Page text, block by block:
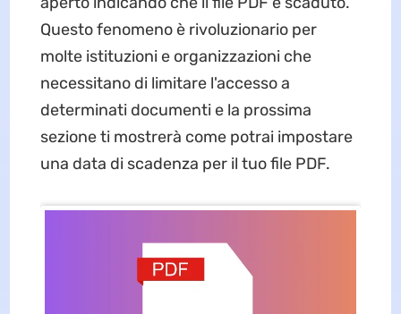
Questo fenomeno è rivoluzionario per
molte istituzioni e organizzazioni che
necessitano di limitare l'accesso a
determinati documenti e la prossima
sezione ti mostrerà come potrai impostare
una data di scadenza per il tuo file PDF.